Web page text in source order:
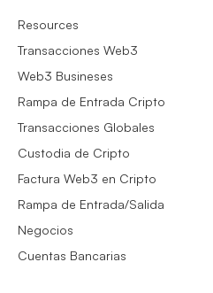
Resources
Transacciones Web3
Web3 Busineses
Rampa de Entrada Cripto
Transacciones Globales
Custodia de Cripto
Factura Web3 en Cripto
Rampa de Entrada/Salida
Negocios
Cuentas Bancarias